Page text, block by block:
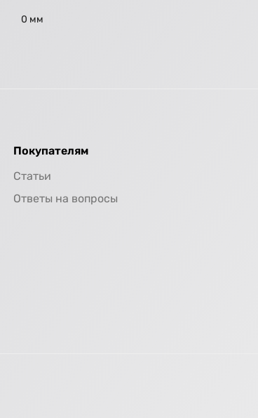
0 мм
Покупателям
Статьи
Ответы на вопросы